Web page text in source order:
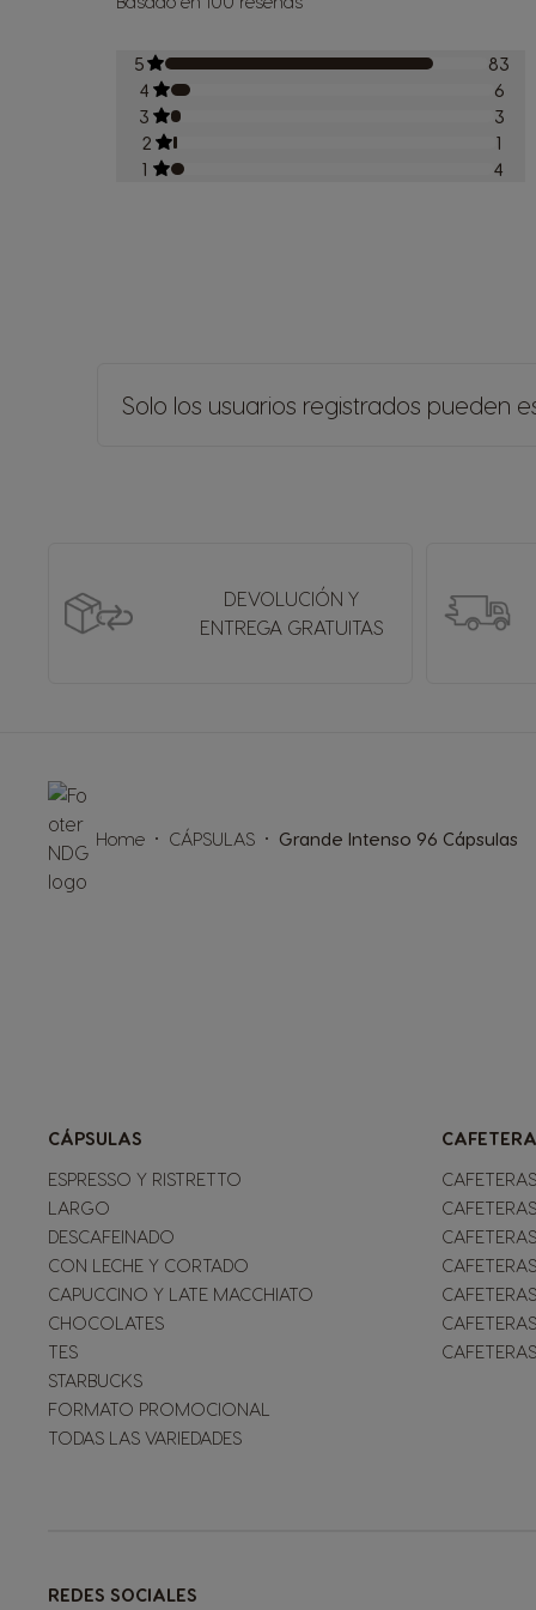
5
83
4
6
3
3
2
1
1
4
Solo los usuarios registrados pueden
DEVOLUCIÓN Y
ENTREGA GRATUITAS
Home CÁPSULAS Grande Intenso 96 Cápsulas
CÁPSULAS
ESPRESSO Y RISTRETTO
LARGO
DESCAFEINADO
CON LECHE Y CORTADO
CAPUCCINO Y LATE MACCHIATO
CHOCOLATES
TES
STARBUCKS
FORMATO PROMOCIONAL
TODAS LAS VARIEDADES
REDES SOCIALES